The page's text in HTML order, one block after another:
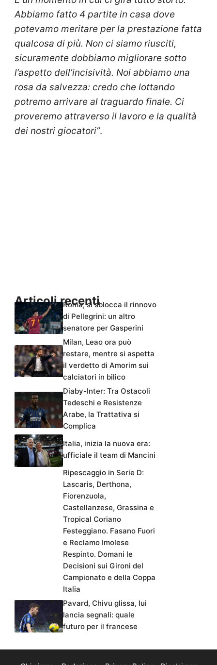
Abbiamo fatto 4 partite in casa dove
potevamo meritare per la prestazione fatta
qualcosa di più. Non ci siamo riusciti,
sicuramente dobbiamo migliorare sotto
l’aspetto dell’incisività. Noi abbiamo una
rosa da salvezza: credo che lottando
potremo arrivare al traguardo finale. Ci
proveremo attraverso il lavoro e la qualità
dei nostri giocatori”.
Articoli recentiRoma, si sblocca il rinnovo
di Pellegrini: un altro
senatore per Gasperini
Milan, Leao ora può
restare, mentre si aspetta
il verdetto di Amorim sui
calciatori in bilico
Diaby-Inter: Tra Ostacoli
Tedeschi e Resistenze
Arabe, la Trattativa si
Complica
Italia, inizia la nuova era:
ufficiale il team di Mancini
Ripescaggio in Serie D:
Lascaris, Derthona,
Fiorenzuola,
Castellanzese, Grassina e
Tropical Coriano
Festeggiano. Fasano Fuori
e Reclamo Imolese
Respinto. Domani le
Decisioni sui Gironi del
Campionato e della Coppa
Italia
Pavard, Chivu glissa, lui
lancia segnali: quale
futuro per il francese